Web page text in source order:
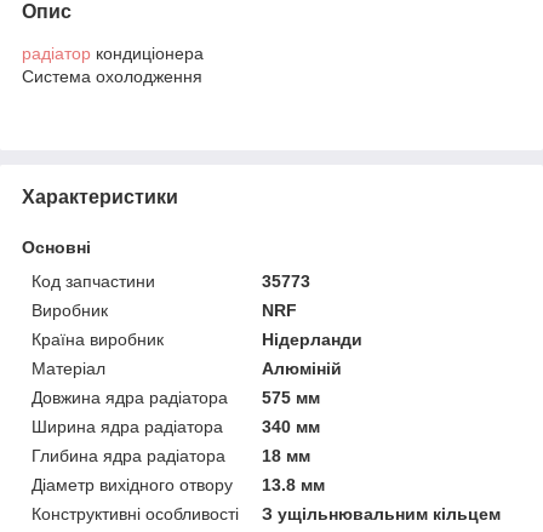
Опис
радіатор кондиціонера
Система охолодження
Характеристики
Основні
Код запчастини
35773
Виробник
NRF
Країна виробник
Нідерланди
Матеріал
Алюміній
Довжина ядра радіатора
575 мм
Ширина ядра радіатора
340 мм
Глибина ядра радіатора
18 мм
Діаметр вихідного отвору
13.8 мм
Конструктивні особливості
З ущільнювальним кільцем